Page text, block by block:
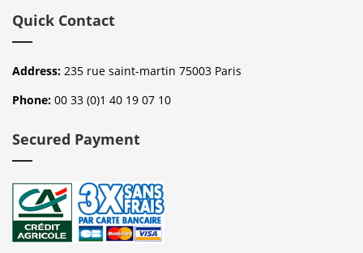
Quick Contact
Address: 235 rue saint-martin 75003 Paris
Phone: 00 33 (0)1 40 19 07 10
Secured Payment